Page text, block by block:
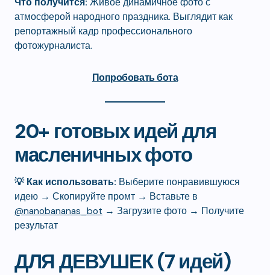
атмосферой народного праздника. Выглядит как
репортажный кадр профессионального
фотожурналиста.
Попробовать бота
20+ готовых идей для
масленичных фото
💡 Как использовать: Выберите понравившуюся
идею → Скопируйте промт → Вставьте в
@nanobananas_bot → Загрузите фото → Получите
результат
ДЛЯ ДЕВУШЕК (7 идей)